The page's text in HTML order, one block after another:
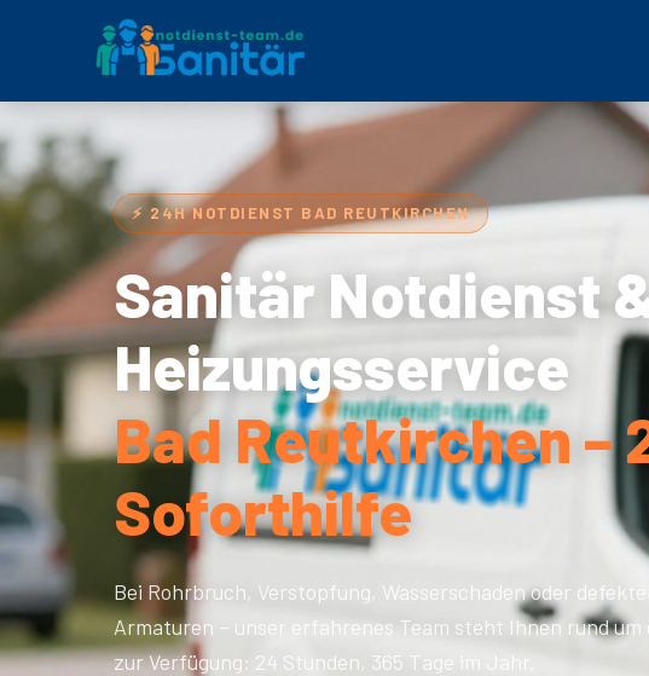
⚡ 24H NOTDIENST BAD REUTKIRCHEN
Sanitär Notdienst
Heizungsservice
Bad Reutkirchen –
Soforthilfe
Bei Rohrbruch, Verstopfung, Wasserschaden oder
Armaturen – unser erfahrenes Team steht Ihnen rund um
zur Verfügung: 24 Stunden, 365 Tage im Jahr.